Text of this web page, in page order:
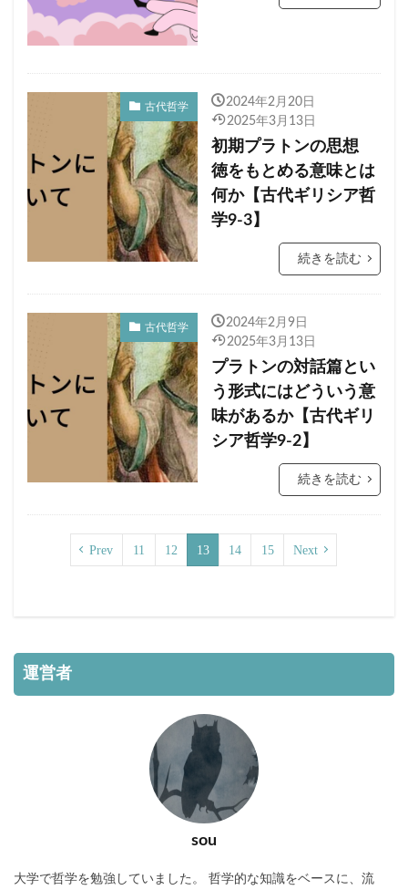
古代哲学
2024年2月20日
2025年3月13日
初期プラトンの思想
徳をもとめる意味とは
何か【古代ギリシア哲
学9-3】
続きを読む
古代哲学
2024年2月9日
2025年3月13日
プラトンの対話篇とい
う形式にはどういう意
味があるか【古代ギリ
シア哲学9-2】
続きを読む
Prev 11 12 13 14 15 Next
運営者
sou
大学で哲学を勉強していました。 哲学的な知識をベースに、流